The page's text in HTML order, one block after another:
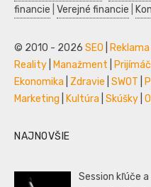
financie Verejné financie
© 2010 - 2026 SEO Reklama
Reality
Manažment
Ekonomika
Zdravie SWOT
Marketing
Kultúra Skúšky
NAJNOVŠIE
Session kľúče